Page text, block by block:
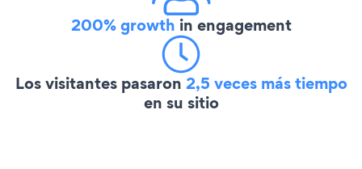
200% growth in engagement
Los visitantes pasaron 2,5 veces más tiempo
en su sitio